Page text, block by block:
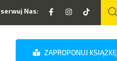
Nas:
ZAPROPONUJ KSIĄŻKĘ